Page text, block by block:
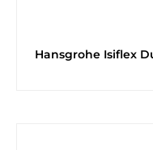
Hansgrohe Isiflex